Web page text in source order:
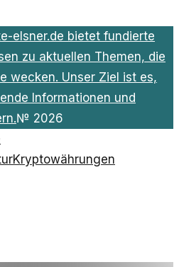
elsner.de bietet fundierte
zu aktuellen Themen, die
wecken. Unser Ziel ist es,
Informationen und
№ 2026
Kryptowährungen